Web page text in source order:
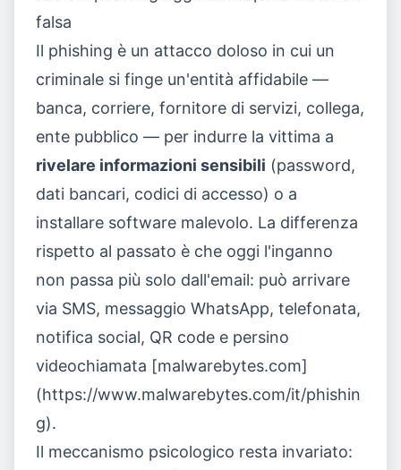
falsa
Il phishing è un attacco doloso in cui un
criminale si finge un'entità affidabile —
banca, corriere, fornitore di servizi, collega,
ente pubblico — per indurre la vittima a
rivelare informazioni sensibili (password,
dati bancari, codici di accesso) o a
installare software malevolo. La differenza
rispetto al passato è che oggi l'inganno
non passa più solo dall'email: può arrivare
via SMS, messaggio WhatsApp, telefonata,
notifica social, QR code e persino
videochiamata [malwarebytes.com]
(https://www.malwarebytes.com/it/phishin
g).
Il meccanismo psicologico resta invariato: